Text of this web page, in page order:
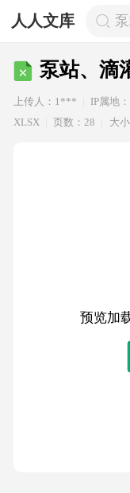
人人文库
泵站、滴
上传人：1*** IP属地
XLSX
页数：28 大
预览加